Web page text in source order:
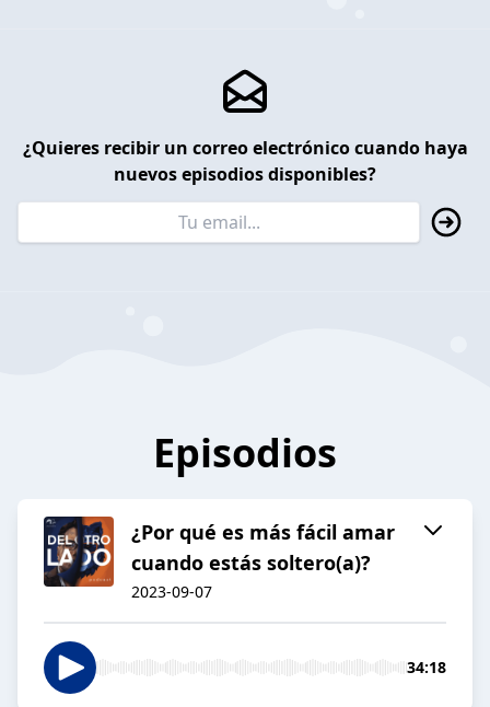
¿Quieres recibir un correo electrónico cuando haya
nuevos episodios disponibles?
Episodios
¿Por qué es más fácil amar
cuando estás soltero(a)?
2023-09-07
34:18